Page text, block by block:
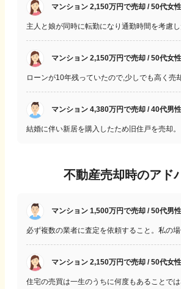
マンション 2,150万円で売却 / 50代女性
マンション 2,150万円で売却 / 50代女性
マンション 4,380万円で売却 / 40代男性
不動産売却時のアド
マンション 1,500万円で売却 / 50代男性
マンション 2,150万円で売却 / 50代女性